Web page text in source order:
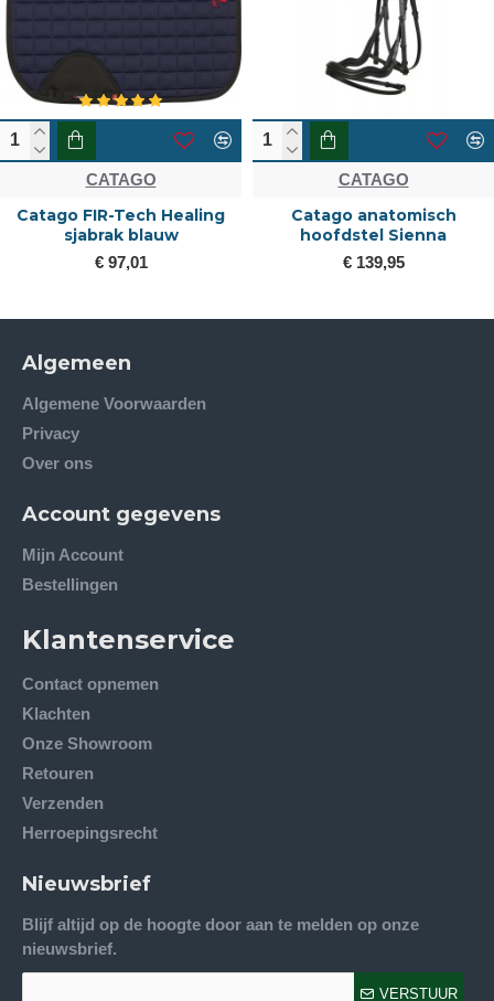
CATAGO
Catago FIR-Tech Healing
sjabrak blauw
€ 97,01
CATAGO
Catago anatomisch
hoofdstel Sienna
€ 139,95
Algemeen
Algemene Voorwaarden
Privacy
Over ons
Account gegevens
Mijn Account
Bestellingen
Klantenservice
Contact opnemen
Klachten
Onze Showroom
Retouren
Verzenden
Herroepingsrecht
Nieuwsbrief
Blijf altijd op de hoogte door aan te melden op onze
nieuwsbrief.
VERSTUUR